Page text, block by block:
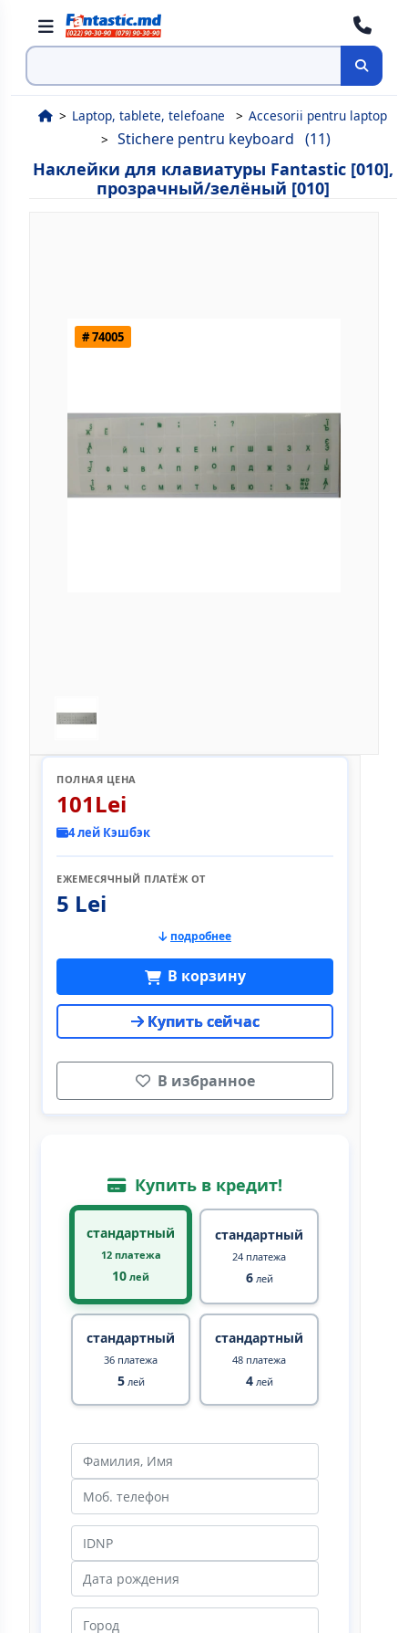
Поиск
Laptop, tablete, telefoane Accesorii pentru laptop
Stichere pentru keyboard (11)
Наклейки для клавиатуры Fantastic [010],
прозрачный/зелёный [010]
# 74005
ПОЛНАЯ ЦЕНА
101Lei
4 лей Кэшбэк
ЕЖЕМЕСЯЧНЫЙ ПЛАТЁЖ ОТ
5 Lei
подробнее
В корзину
Купить сейчас
В избранное
Купить в кредит!
стандартный
12 платежа
10 лей
стандартный
24 платежа
6лей
стандартный
36 платежа
5лей
стандартный
48 платежа
4лей